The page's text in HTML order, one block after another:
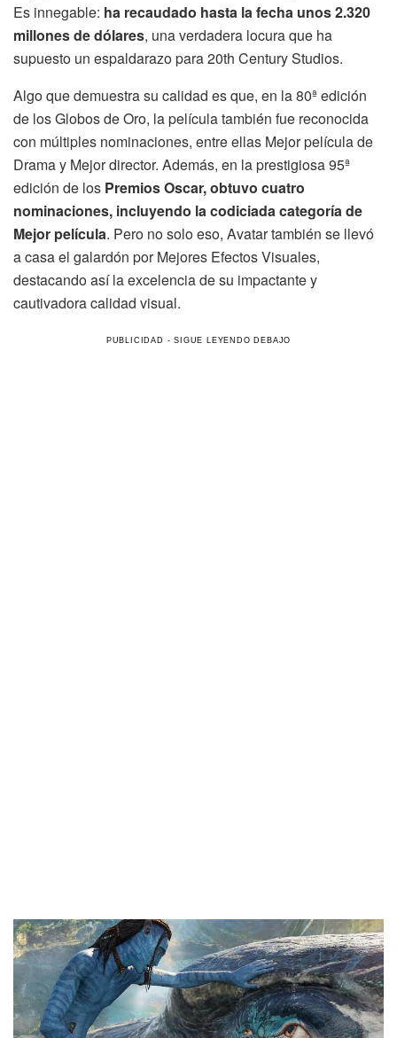
Es innegable: ha recaudado hasta la fecha unos 2.320
millones de dólares, una verdadera locura que ha
supuesto un espaldarazo para 20th Century Studios.
Algo que demuestra su calidad es que, en la 80ª edición
de los Globos de Oro, la película también fue reconocida
con múltiples nominaciones, entre ellas Mejor película de
Drama y Mejor director. Además, en la prestigiosa 95ª
edición de los Premios Oscar, obtuvo cuatro
nominaciones, incluyendo la codiciada categoría de
Mejor película. Pero no solo eso, Avatar también se llevó
a casa el galardón por Mejores Efectos Visuales,
destacando así la excelencia de su impactante y
cautivadora calidad visual.